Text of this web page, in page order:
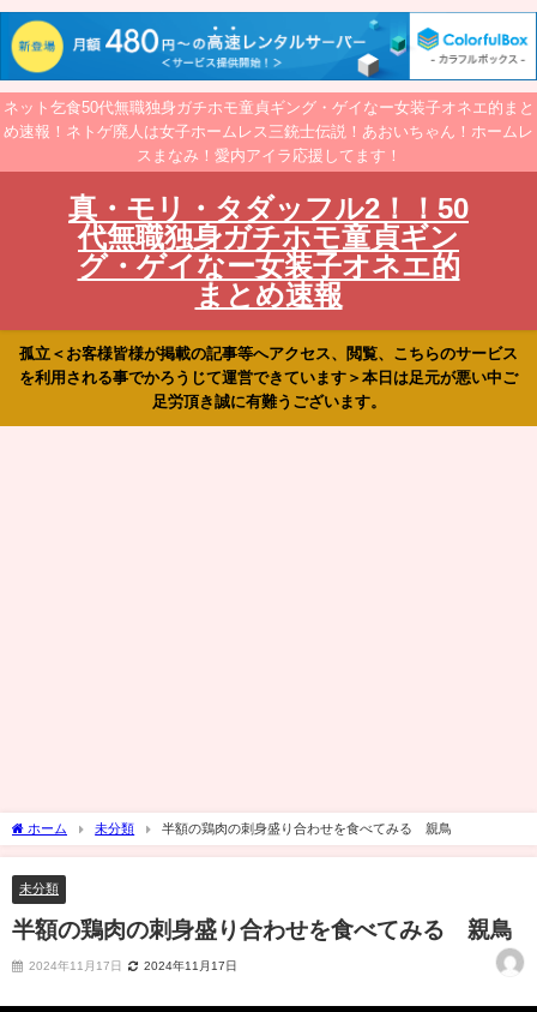
ネット乞食50代無職独身ガチホモ童貞ギング・ゲイなー女装子オネエ的まと
め速報！ネトゲ廃人は女子ホームレス三銃士伝説！あおいちゃん！ホームレ
スまなみ！愛内アイラ応援してます！
真・モリ・タダッフル2！！50
代無職独身ガチホモ童貞ギン
グ・ゲイなー女装子オネエ的
まとめ速報
孤立＜お客様皆様が掲載の記事等へアクセス、閲覧、こちらのサービス
を利用される事でかろうじて運営できています＞本日は足元が悪い中ご
足労頂き誠に有難うございます。
ホーム 未分類 半額の鶏肉の刺身盛り合わせを食べてみる 親鳥
未分類
半額の鶏肉の刺身盛り合わせを食べてみる 親鳥
2024年11月17日 2024年11月17日